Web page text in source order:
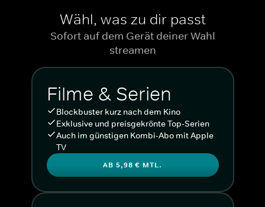
Wähl, was zu dir passt
Sofort auf dem Gerät deiner Wahl
streamen
Filme & Serien
Blockbuster kurz nach dem Kino
Exklusive und preisgekrönte Top-Serien
Auch im günstigen Kombi-Abo mit Apple
TV
AB 5,98 € MTL.